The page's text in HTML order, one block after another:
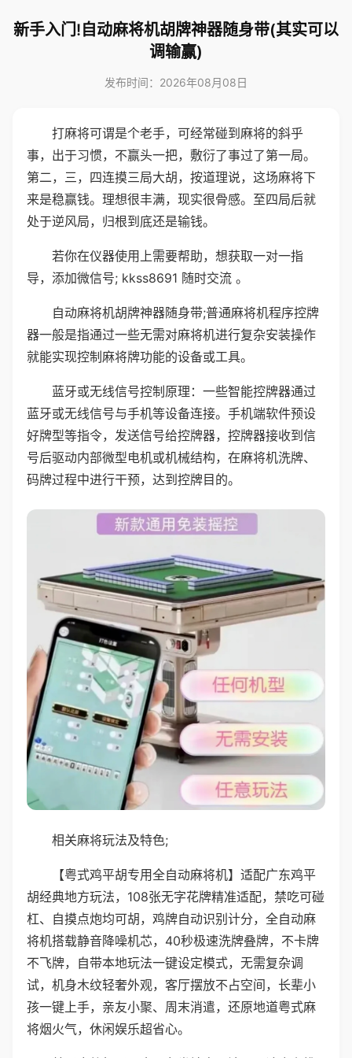
新手入门!自动麻将机胡牌神器随身带(其实可以
调输赢)
发布时间：2026年08月08日
打麻将可谓是个老手，可经常碰到麻将的斜乎
事，出于习惯，不赢头一把，敷衍了事过了第一局。
第二，三，四连摸三局大胡，按道理说，这场麻将下
来是稳赢钱。理想很丰满，现实很骨感。至四局后就
处于逆风局，归根到底还是输钱。
若你在仪器使用上需要帮助，想获取一对一指
导，添加微信号; kkss8691 随时交流 。
自动麻将机胡牌神器随身带;普通麻将机程序控牌
器一般是指通过一些无需对麻将机进行复杂安装操作
就能实现控制麻将牌功能的设备或工具。
蓝牙或无线信号控制原理：一些智能控牌器通过
蓝牙或无线信号与手机等设备连接。手机端软件预设
好牌型等指令，发送信号给控牌器，控牌器接收到信
号后驱动内部微型电机或机械结构，在麻将机洗牌、
码牌过程中进行干预，达到控牌目的。
相关麻将玩法及特色;
【粤式鸡平胡专用全自动麻将机】适配广东鸡平
胡经典地方玩法，108张无字花牌精准适配，禁吃可碰
杠、自摸点炮均可胡，鸡牌自动识别计分，全自动麻
将机搭载静音降噪机芯，40秒极速洗牌叠牌，不卡牌
不飞牌，自带本地玩法一键设定模式，无需复杂调
试，机身木纹轻奢外观，客厅摆放不占空间，长辈小
孩一键上手，亲友小聚、周末消遣，还原地道粤式麻
将烟火气，休闲娱乐超省心。